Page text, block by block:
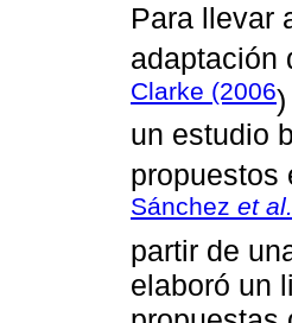
Para llevar
adaptación
Clarke (2006
un estudio
propuestos
Sánchez et al.
partir de
elaboró un